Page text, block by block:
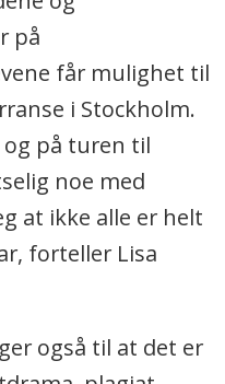
på
får mulighet til
i Stockholm.
på turen til
noe med
at ikke alle er helt
forteller Lisa
også til at det er